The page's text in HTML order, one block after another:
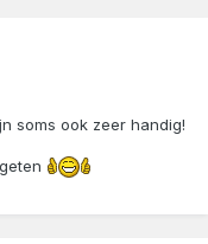
soms ook zeer handig!